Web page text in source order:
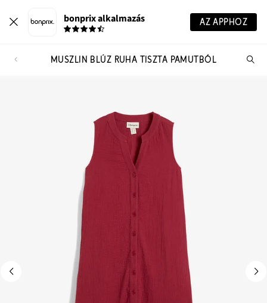
bonprix alkalmazás AZ APPHOZ
MUSZLIN BLÚZ RUHA TISZTA PAMUTBÓL